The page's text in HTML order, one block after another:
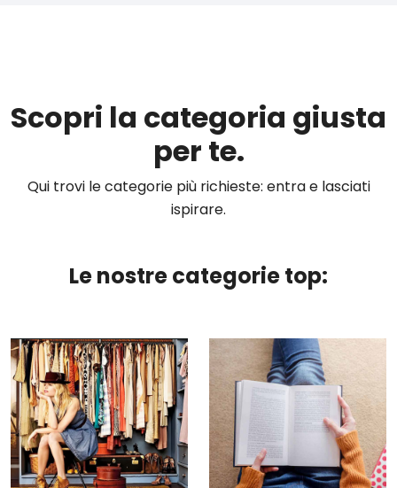
Scopri la categoria giusta
per te.
Qui trovi le categorie più richieste: entra e lasciati
ispirare.
Le nostre categorie top: